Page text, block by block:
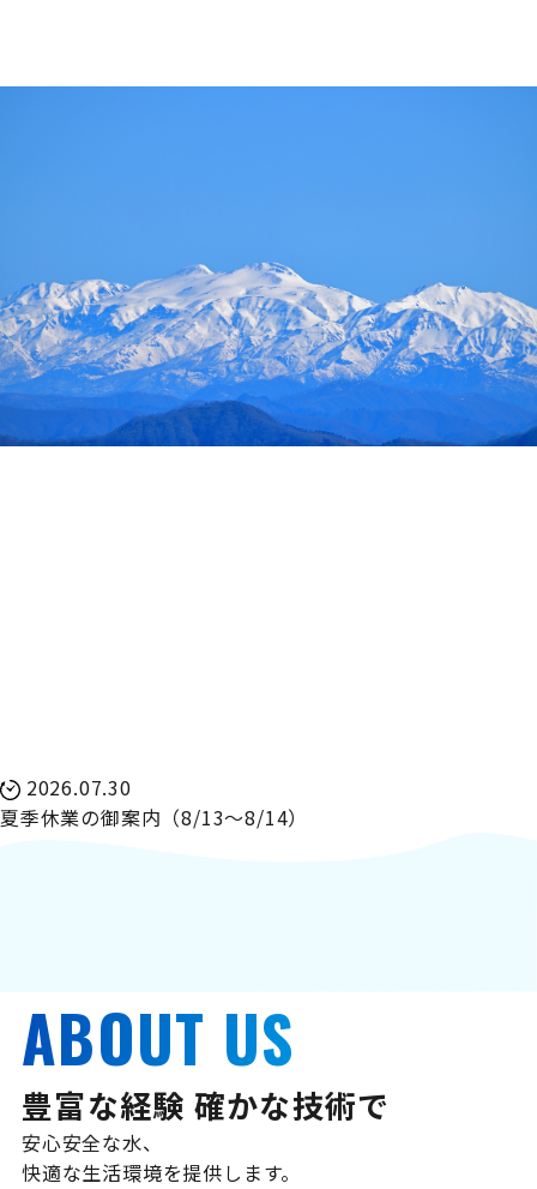
2026.07.30
夏季休業の御案内（8/13～8/14）
ABOUT US
豊富な経験 確かな技術で
安心安全な水、
快適な生活環境を提供します。